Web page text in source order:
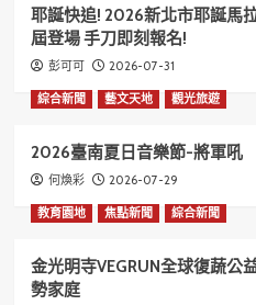
耶誕快追! 2026新北市耶誕馬
屆登場 手刀即刻報名!
彭可可 2026-07-31
綜合新聞 藝文天地 觀光旅遊
2026臺南夏日音樂節-將軍吼
何煥彩 2026-07-29
教育園地 焦點新聞 綜合新聞
金光明寺VEGRUN全球復蔬
勢家庭